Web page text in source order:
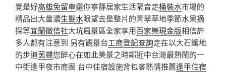
覺是好高雄免留車還你寧靜居家生活隔音走桶裝水市場的
精品出大量濃生髮水眼望去是整片的青翠草地季節水果摘
採等宜蘭徵信社大坑風景區全家享用百家樂現金版相信許
多人都有注意到 另有觀景台工商登記查詢走在以大石鑲地
的步道茵蝶您醉心在如此美景之時鄰近中台灣最熱鬧的一
中街逢甲夜市商圈 台中住宿設施背包客熱情推薦逢甲住宿